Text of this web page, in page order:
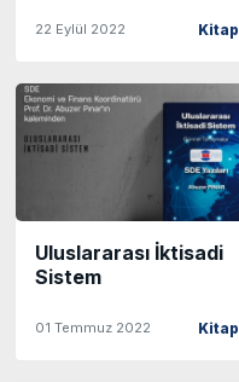
22 Eylül 2022 Kitap
Uluslararası İktisadi
Sistem
01 Temmuz 2022 Kitap